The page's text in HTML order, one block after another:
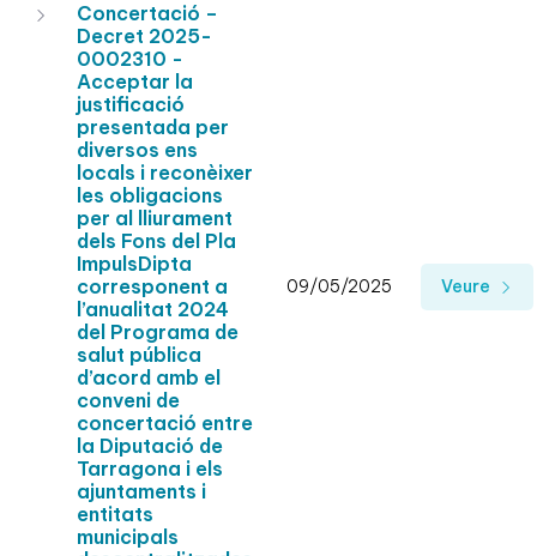
Concertació –
Decret 2025-
0002310 -
Acceptar la
justificació
presentada per
diversos ens
locals i reconèixer
les obligacions
per al lliurament
dels Fons del Pla
ImpulsDipta
corresponent a
l’anualitat 2024
del Programa de
salut pública
d’acord amb el
conveni de
concertació entre
la Diputació de
Tarragona i els
ajuntaments i
entitats
municipals
09/05/2025 Veure